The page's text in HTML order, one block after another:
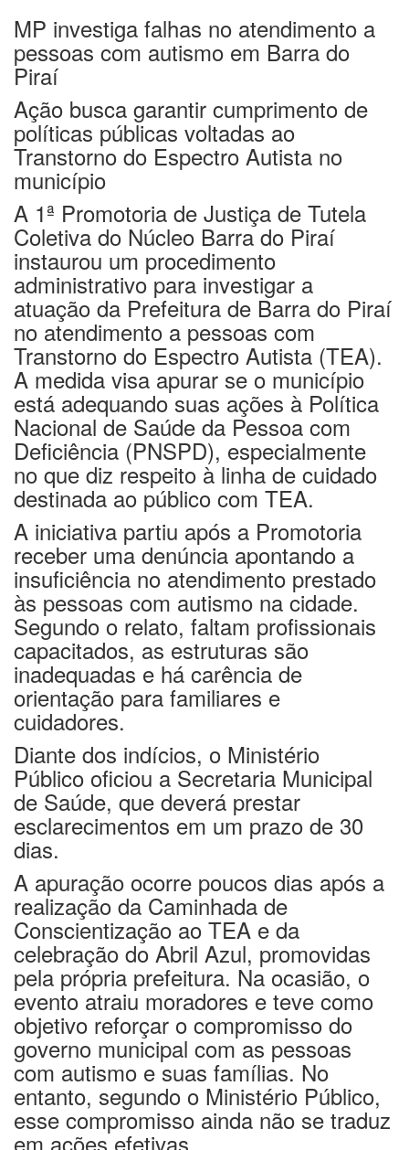
MP investiga falhas no atendimento a
pessoas com autismo em Barra do
Piraí
Ação busca garantir cumprimento de
políticas públicas voltadas ao
Transtorno do Espectro Autista no
município
A 1ª Promotoria de Justiça de Tutela
Coletiva do Núcleo Barra do Piraí
instaurou um procedimento
administrativo para investigar a
atuação da Prefeitura de Barra do Piraí
no atendimento a pessoas com
Transtorno do Espectro Autista (TEA).
A medida visa apurar se o município
está adequando suas ações à Política
Nacional de Saúde da Pessoa com
Deficiência (PNSPD), especialmente
no que diz respeito à linha de cuidado
destinada ao público com TEA.
A iniciativa partiu após a Promotoria
receber uma denúncia apontando a
insuficiência no atendimento prestado
às pessoas com autismo na cidade.
Segundo o relato, faltam profissionais
capacitados, as estruturas são
inadequadas e há carência de
orientação para familiares e
cuidadores.
Diante dos indícios, o Ministério
Público oficiou a Secretaria Municipal
de Saúde, que deverá prestar
esclarecimentos em um prazo de 30
dias.
A apuração ocorre poucos dias após a
realização da Caminhada de
Conscientização ao TEA e da
celebração do Abril Azul, promovidas
pela própria prefeitura. Na ocasião, o
evento atraiu moradores e teve como
objetivo reforçar o compromisso do
governo municipal com as pessoas
com autismo e suas famílias. No
entanto, segundo o Ministério Público,
esse compromisso ainda não se traduz
em ações efetivas.